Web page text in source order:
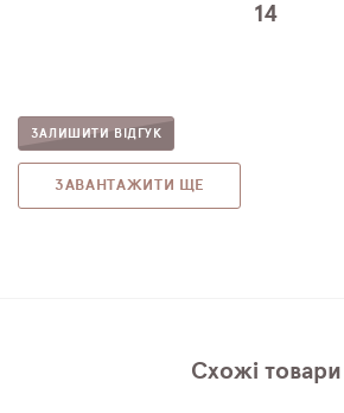
14
ЗАЛИШИТИ ВІДГУК
ЗАВАНТАЖИТИ ЩЕ
Схожі товари